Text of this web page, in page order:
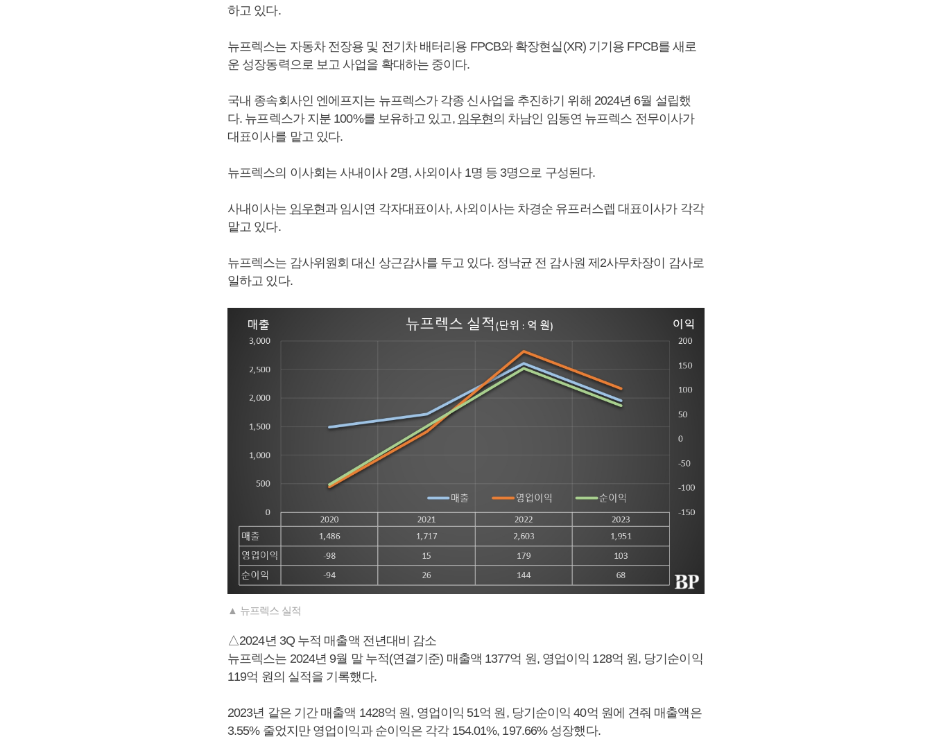
하고 있다.
뉴프렉스는 자동차 전장용 및 전기차 배터리용 FPCB와 확장현실(XR) 기기용 FPCB를 새로
운 성장동력으로 보고 사업을 확대하는 중이다.
국내 종속회사인 엔에프지는 뉴프렉스가 각종 신사업을 추진하기 위해 2024년 6월 설립했
다. 뉴프렉스가 지분 100%를 보유하고 있고, 임우현의 차남인 임동연 뉴프렉스 전무이사가
대표이사를 맡고 있다.
뉴프렉스의 이사회는 사내이사 2명, 사외이사 1명 등 3명으로 구성된다.
사내이사는 임우현과 임시연 각자대표이사, 사외이사는 차경순 유프러스렙 대표이사가 각각
맡고 있다.
뉴프렉스는 감사위원회 대신 상근감사를 두고 있다. 정낙균 전 감사원 제2사무차장이 감사로
일하고 있다.
▲ 뉴프렉스 실적
△2024년 3Q 누적 매출액 전년대비 감소
뉴프렉스는 2024년 9월 말 누적(연결기준) 매출액 1377억 원, 영업이익 128억 원, 당기순이익
119억 원의 실적을 기록했다.
2023년 같은 기간 매출액 1428억 원, 영업이익 51억 원, 당기순이익 40억 원에 견줘 매출액은
3.55% 줄었지만 영업이익과 순이익은 각각 154.01%, 197.66% 성장했다.